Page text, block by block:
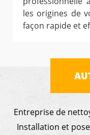
les origines de
façon rapide et
Entreprise de
Installation et